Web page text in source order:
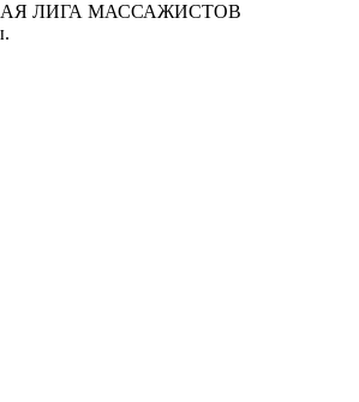
ЛИГА МАССАЖИСТОВ